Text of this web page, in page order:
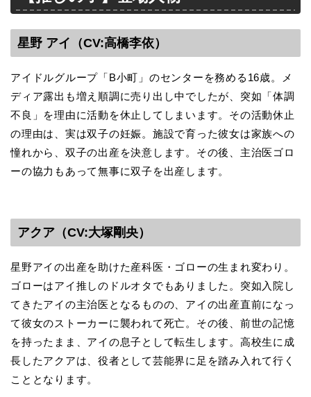
星野 アイ（CV:高橋李依）
アイドルグループ「B小町」のセンターを務める16歳。メ
ディア露出も増え順調に売り出し中でしたが、突如「体調
不良」を理由に活動を休止してしまいます。その活動休止
の理由は、実は双子の妊娠。施設で育った彼女は家族への
憧れから、双子の出産を決意します。その後、主治医ゴロ
ーの協力もあって無事に双子を出産します。
アクア（CV:大塚剛央）
星野アイの出産を助けた産科医・ゴローの生まれ変わり。
ゴローはアイ推しのドルオタでもありました。突如入院し
てきたアイの主治医となるものの、アイの出産直前になっ
て彼女のストーカーに襲われて死亡。その後、前世の記憶
を持ったまま、アイの息子として転生します。高校生に成
長したアクアは、役者として芸能界に足を踏み入れて行く
こととなります。